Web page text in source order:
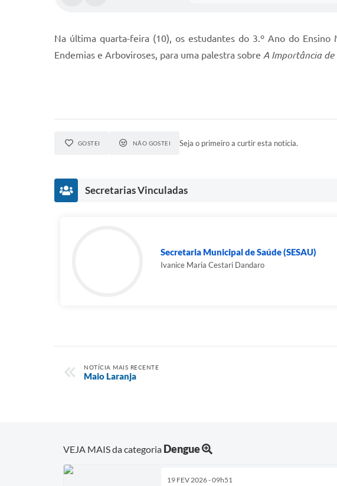
Na última quarta-feira (10), os estudantes do 3.º Ano do
Endemias e Arboviroses, para uma palestra sobre A Importância de
GOSTEI NÃO GOSTEI Seja o primeiro a curtir esta notícia.
Secretarias Vinculadas
Secretaria Municipal de Saúde (SESAU)
Ivanice Maria Cestari Dandaro
NOTÍCIA MAIS RECENTE
Maio Laranja
VEJA MAIS da categoria Dengue
19 FEV 2026 - 09h51